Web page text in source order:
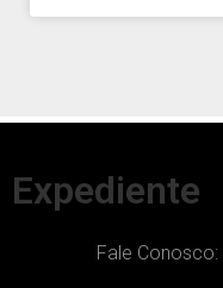
Expediente
Fale Conosco: